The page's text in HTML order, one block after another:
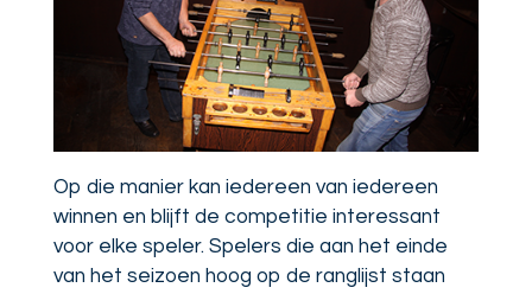
Op die manier kan iedereen van iedereen
winnen en blijft de competitie interessant
voor elke speler. Spelers die aan het einde
van het seizoen hoog op de ranglijst staan